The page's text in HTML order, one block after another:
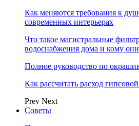
Как меняются требования к
современных интерьерах
Что такое магистральные
водоснабжения дома и кому
Полное руководство по
Как рассчитать расход
Prev Next
Советы